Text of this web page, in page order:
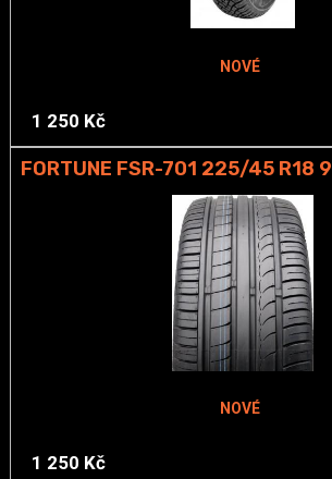
NOVÉ
1 250 Kč
FORTUNE FSR-701 225/45 R18
NOVÉ
1 250 Kč